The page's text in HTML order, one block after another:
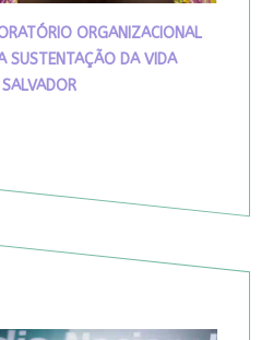
ORGANIZACIONAL
SUSTENTAÇÃO DA VIDA
SALVADOR